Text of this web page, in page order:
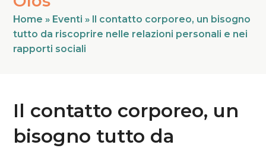
Home » Eventi » Il contatto corporeo, un bisogno
tutto da riscoprire nelle relazioni personali e nei
rapporti sociali
Il contatto corporeo, un
bisogno tutto da